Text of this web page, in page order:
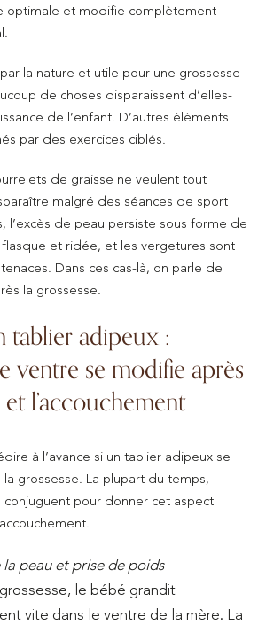
optimale et modifie complètement
la nature et utile pour une grossesse
de choses disparaissent d’elles-
de l’enfant. D’autres éléments
par des exercices ciblés.
de graisse ne veulent tout
malgré des séances de sport
l’excès de peau persiste sous forme de
flasque et ridée, et les vergetures sont
Dans ces cas-là, on parle de
la grossesse.
tablier adipeux :
ventre se modifie après
et l’accouchement
à l’avance si un tablier adipeux se
grossesse. La plupart du temps,
conjuguent pour donner cet aspect
peau et prise de poids
le bébé grandit
vite dans le ventre de la mère. La